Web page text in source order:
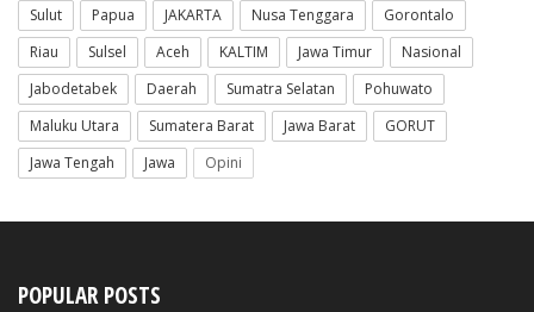
Sulut Papua JAKARTA Nusa Tenggara
Gorontalo
Riau
Sulsel Aceh KALTIM Jawa Timur
Nasional
Jabodetabek
Daerah Sumatra Selatan
Pohuwato
Maluku Utara
Sumatera Barat Jawa Barat
GORUT
Jawa Tengah
Jawa Opini
POPULAR POSTS